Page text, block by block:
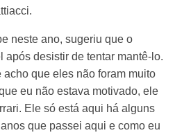
neste ano, sugeriu que o
após desistir de tentar mantê-lo.
acho que eles não foram muito
eu não estava motivado, ele
Ele só está aqui há alguns
que passei aqui e como eu